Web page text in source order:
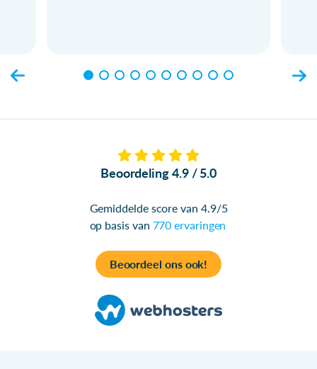
Beoordeling 4.9 / 5.0
Gemiddelde score van 4.9/5
op basis van 770 ervaringen
Beoordeel ons ook!